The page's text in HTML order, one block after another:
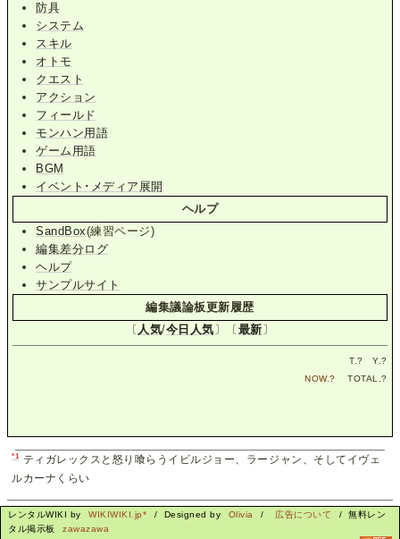
防具
システム
スキル
オトモ
クエスト
アクション
フィールド
モンハン用語
ゲーム用語
BGM
イベント･メディア展開
ヘルプ
SandBox(練習ページ)
編集差分ログ
ヘルプ
サンプルサイト
編集議論板更新履歴
〔 人気/今日人気 〕〔 最新 〕
T.? Y.?
NOW.? TOTAL.?
*1 ティガレックスと怒り喰らうイビルジョー、ラージャン、そしてイヴェ
ルカーナくらい
レンタルWIKI by WIKIWIKI.jp* / Designed by Olivia / 広告について
/ 無料レン
タル掲示板
zawazawa